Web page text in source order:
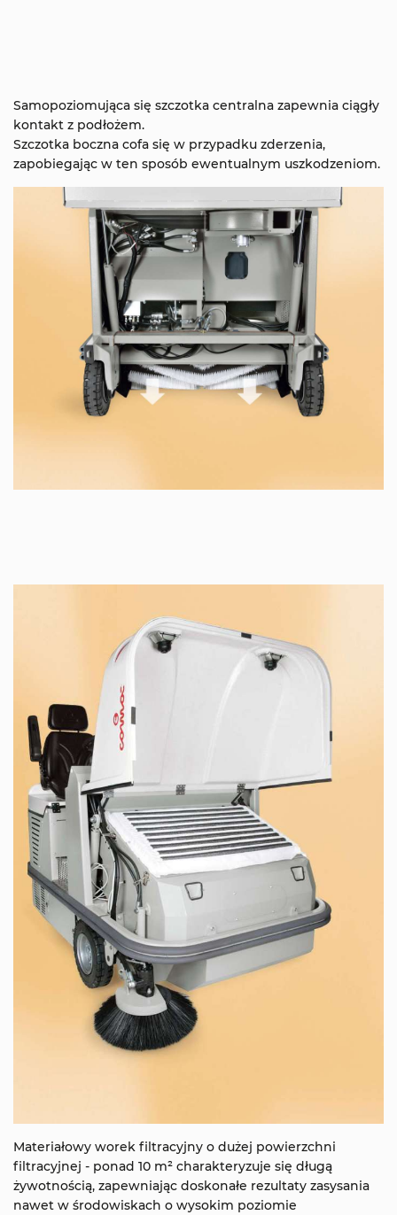
Samopoziomująca się szczotka centralna zapewnia ciągły
kontakt z podłożem.
Szczotka boczna cofa się w przypadku zderzenia,
zapobiegając w ten sposób ewentualnym uszkodzeniom.
Materiałowy worek filtracyjny o dużej powierzchni
filtracyjnej - ponad 10 m² charakteryzuje się długą
żywotnością, zapewniając doskonałe rezultaty zasysania
nawet w środowiskach o wysokim poziomie